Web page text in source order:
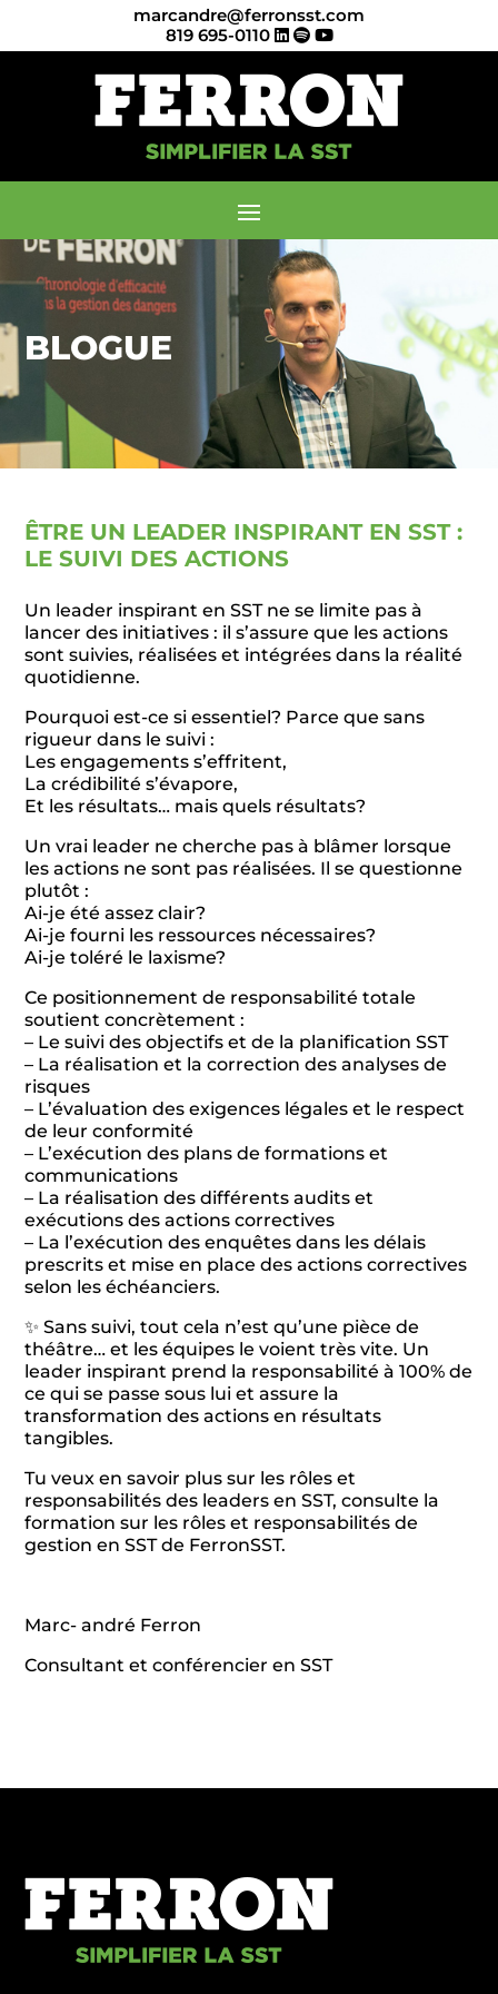
marcandre@ferronsst.com
819 695-0110
BLOGUE
ÊTRE UN LEADER INSPIRANT EN SST :
LE SUIVI DES ACTIONS
Un leader inspirant en SST ne se limite pas à
lancer des initiatives : il s’assure que les actions
sont suivies, réalisées et intégrées dans la réalité
quotidienne.
Pourquoi est-ce si essentiel? Parce que sans
rigueur dans le suivi :
Les engagements s’effritent,
La crédibilité s’évapore,
Et les résultats… mais quels résultats?
Un vrai leader ne cherche pas à blâmer lorsque
les actions ne sont pas réalisées. Il se questionne
plutôt :
Ai-je été assez clair?
Ai-je fourni les ressources nécessaires?
Ai-je toléré le laxisme?
Ce positionnement de responsabilité totale
soutient concrètement :
– Le suivi des objectifs et de la planification SST
– La réalisation et la correction des analyses de
risques
– L’évaluation des exigences légales et le respect
de leur conformité
– L’exécution des plans de formations et
communications
– La réalisation des différents audits et
exécutions des actions correctives
– La l’exécution des enquêtes dans les délais
prescrits et mise en place des actions correctives
selon les échéanciers.
✨ Sans suivi, tout cela n’est qu’une pièce de
théâtre… et les équipes le voient très vite. Un
leader inspirant prend la responsabilité à 100% de
ce qui se passe sous lui et assure la
transformation des actions en résultats
tangibles.
Tu veux en savoir plus sur les rôles et
responsabilités des leaders en SST, consulte la
formation sur les rôles et responsabilités de
gestion en SST de FerronSST.
Marc- andré Ferron
Consultant et conférencier en SST